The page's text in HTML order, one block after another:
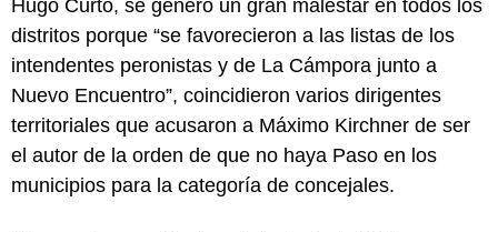
Hugo Curto, se generó un gran malestar en todos los
distritos porque “se favorecieron a las listas de los
intendentes peronistas y de La Cámpora junto a
Nuevo Encuentro”, coincidieron varios dirigentes
territoriales que acusaron a Máximo Kirchner de ser
el autor de la orden de que no haya Paso en los
municipios para la categoría de concejales.